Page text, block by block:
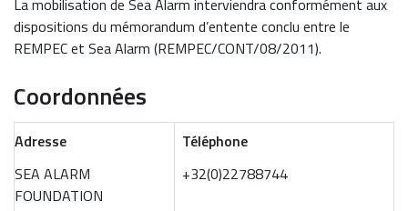
La mobilisation de Sea Alarm interviendra conformément aux
dispositions du mémorandum d’entente conclu entre le
REMPEC et Sea Alarm (REMPEC/CONT/08/2011).
Coordonnées
Adresse
SEA ALARM
FOUNDATION
Téléphone
+32(0)22788744